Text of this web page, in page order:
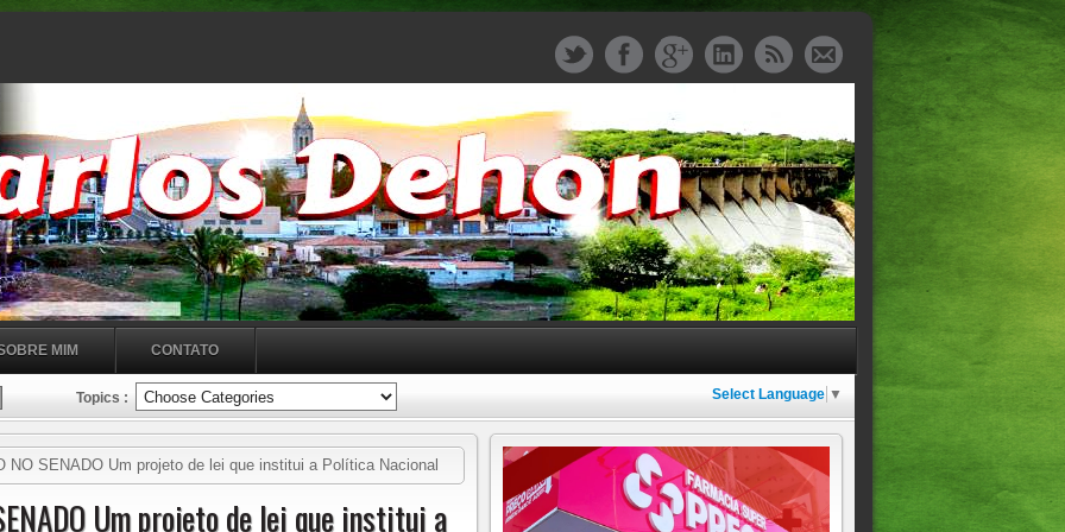
MIM CONTATO
Topics : Select Language ▼
NO SENADO Um projeto de lei que institui a Política Nacional
Um projeto de lei que institui a